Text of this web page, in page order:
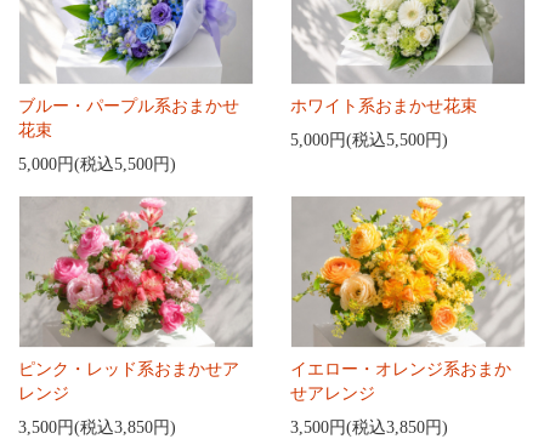
ブルー・パープル系おまかせ
花束
5,000円(税込5,500円)
ホワイト系おまかせ花束
5,000円(税込5,500円)
ピンク・レッド系おまかせア
レンジ
3,500円(税込3,850円)
イエロー・オレンジ系おまか
せアレンジ
3,500円(税込3,850円)